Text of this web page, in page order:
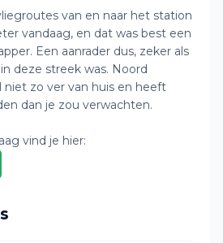
van en naar het station
vandaag, en dat was best een
Een aanrader dus, zeker als
deze streek was. Noord
niet zo ver van huis en heeft
dan je zou verwachten.
vind je hier: